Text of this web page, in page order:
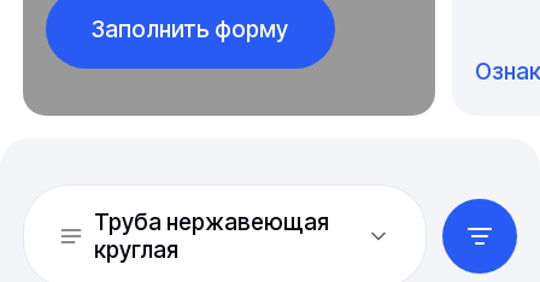
Заполнить форму
Труба нержавеющая
круглая